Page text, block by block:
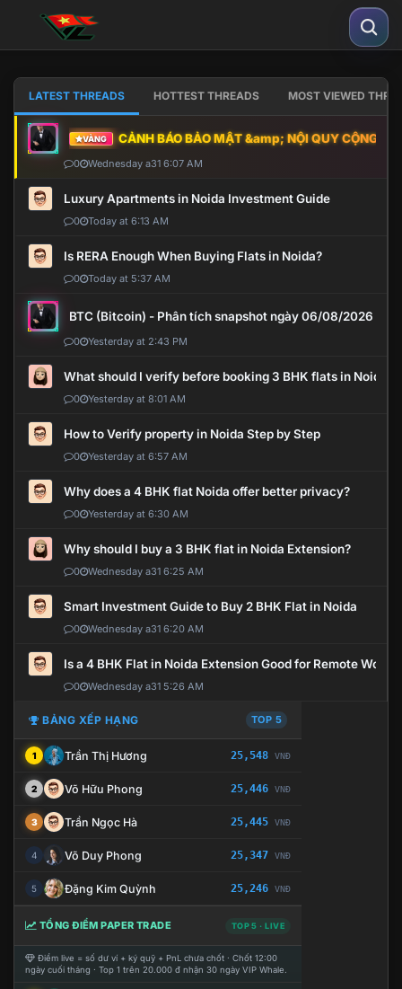
LATEST THREADS HOTTEST THREADS MOST VIEWED
VÀNG CẢNH BÁO BẢO MẬT &amp; NỘI QUY CỘNG
0 Wednesday a31 6:07 AM
Luxury Apartments in Noida Investment Guide
0 Today at 6:13 AM
Is RERA Enough When Buying Flats in Noida?
0 Today at 5:37 AM
BTC (Bitcoin) - Phân tích snapshot ngày 06/08/2026
0 Yesterday at 2:43 PM
What should I verify before booking 3 BHK flats in Noida?
0 Yesterday at 8:01 AM
How to Verify property in Noida Step by Step
0 Yesterday at 6:57 AM
Why does a 4 BHK flat Noida offer better privacy?
0 Yesterday at 6:30 AM
Why should I buy a 3 BHK flat in Noida Extension?
0 Wednesday a31 6:25 AM
Smart Investment Guide to Buy 2 BHK Flat in Noida
0 Wednesday a31 6:20 AM
Is a 4 BHK Flat in Noida Extension Good for Remote Work?
0 Wednesday a31 5:26 AM
BẢNG XẾP HẠNG TOP 5
1 Trần Thị Hương 25,548 VNĐ
2 Võ Hữu Phong 25,446 VNĐ
3 Trần Ngọc Hà 25,445 VNĐ
4 Võ Duy Phong 25,347 VNĐ
5 Đặng Kim Quỳnh 25,246 VNĐ
TỔNG ĐIỂM PAPER TRADE TOP 5 · LIVE
Điểm live = số dư ví + ký quỹ + PnL chưa chốt · Chốt 12:00
ngày cuối tháng · Top 1 trên 20.000 đ nhận 30 ngày VIP Whale.